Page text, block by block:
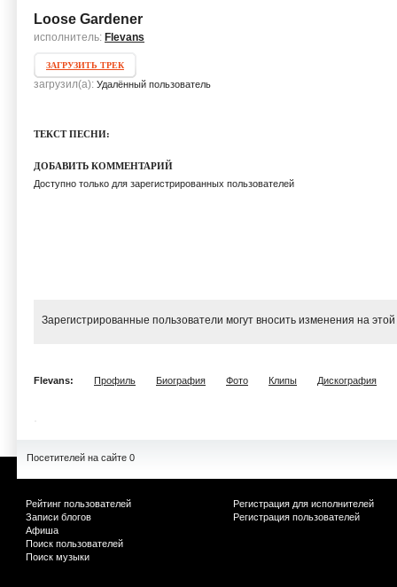
Loose Gardener
исполнитель: Flevans
ЗАГРУЗИТЬ ТРЕК
загрузил(а): Удалённый пользователь
ТЕКСТ ПЕСНИ:
ДОБАВИТЬ КОММЕНТАРИЙ
Доступно только для зарегистрированных пользователей
Зарегистрированные пользователи могут вносить изменения на
Flevans: Профиль Биография Фото Клипы Дискография
Посетителей на сайте 0
Рейтинг пользователей
Записи блогов
Афиша
Поиск пользователей
Поиск музыки
Регистрация для исполнителей
Регистрация пользователей